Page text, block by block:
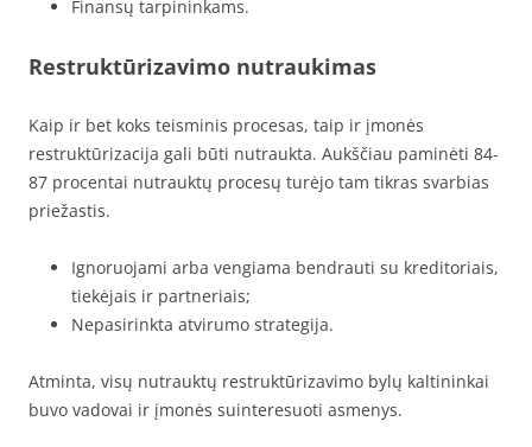
Finansų tarpininkams.
Restruktūrizavimo nutraukimas
Kaip ir bet koks teisminis procesas, taip ir įmonės
restruktūrizacija gali būti nutraukta. Aukščiau paminėti 84-
87 procentai nutrauktų procesų turėjo tam tikras svarbias
priežastis.
Ignoruojami arba vengiama bendrauti su kreditoriais,
tiekėjais ir partneriais;
Nepasirinkta atvirumo strategija.
Atminta, visų nutrauktų restruktūrizavimo bylų kaltininkai
buvo vadovai ir įmonės suinteresuoti asmenys.